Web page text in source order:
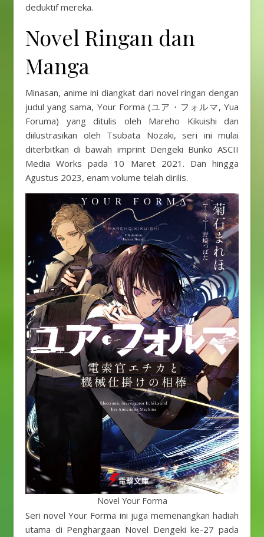
deduktif mereka.
Novel Ringan dan
Manga
Minasan, anime ini diangkat dari novel ringan dengan
judul yang sama, Your Forma (ユア・フォルマ, Yua
Foruma) yang ditulis oleh Mareho Kikuishi dan
diilustrasikan oleh Tsubata Nozaki, seri ini mulai
diterbitkan di bawah imprint Dengeki Bunko ASCII
Media Works pada 10 Maret 2021. Dan hingga
Agustus 2023, enam volume telah dirilis.
Novel Your Forma
Seri novel Your Forma ini juga memenangkan hadiah
utama di Penghargaan Novel Dengeki ke-27 pada